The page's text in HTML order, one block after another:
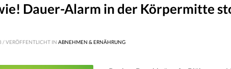
Dauer-Alarm in der Körpermitte
/VERÖFFENTLICHT IN ABNEHMEN & ERNÄHRUNG